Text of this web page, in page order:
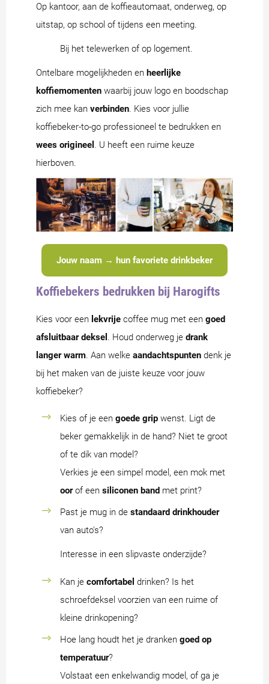
Op kantoor, aan de koffieautomaat, onderweg, op
uitstap, op school of tijdens een meeting.
Bij het telewerken of op logement.
Ontelbare mogelijkheden en heerlijke
koffiemomenten waarbij jouw logo en boodschap
zich mee kan verbinden. Kies voor jullie
koffiebeker-to-go professioneel te bedrukken en
wees origineel . U heeft een ruime keuze
hierboven.
Jouw naam → hun favoriete drinkbeker
Koffiebekers bedrukken bij Harogifts
Kies voor een lekvrije coffee mug met een goed
afsluitbaar deksel
. Houd onderweg je drank
langer warm . Aan welke aandachtspunten denk je
bij het maken van de juiste keuze voor jouw
koffiebeker?
Kies of je een goede grip wenst. Ligt de
beker gemakkelijk in de hand? Niet te groot
of te dik van model?
Verkies je een simpel model, een mok met
oorof een siliconen band met print?
Past je mug in de standaard drinkhouder
van auto's?
Interesse in een slipvaste onderzijde?
Kan je comfortabel drinken? Is het
schroefdeksel voorzien van een ruime of
kleine drinkopening?
Hoe lang houdt het je dranken goed op
temperatuur?
Volstaat een enkelwandig model, of ga je